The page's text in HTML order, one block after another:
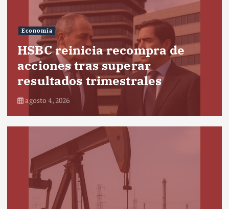
Economía
HSBC reinicia recompra de
acciones tras superar
resultados trimestrales
agosto 4, 2026